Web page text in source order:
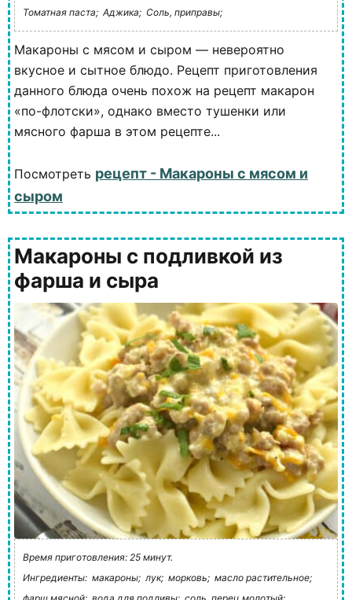
Томатная паста; Аджика; Соль, приправы;
Макароны с мясом и сыром — невероятно
вкусное и сытное блюдо. Рецепт приготовления
данного блюда очень похож на рецепт макарон
«по-флотски», однако вместо тушенки или
мясного фарша в этом рецепте...
Посмотреть рецепт - Макароны с мясом и
сыром
Макароны с подливкой из
фарша и сыра
Время приготовления: 25 минут.
Ингредиенты: макароны; лук; морковь; масло растительное;